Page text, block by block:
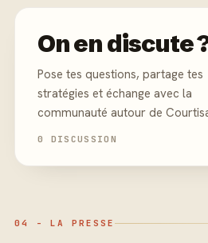
On en discute
Pose tes questions, partage tes
stratégies et échange avec la
communauté autour de
0 DISCUSSION
04 - LA PRESSE